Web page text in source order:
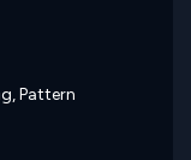
Pattern